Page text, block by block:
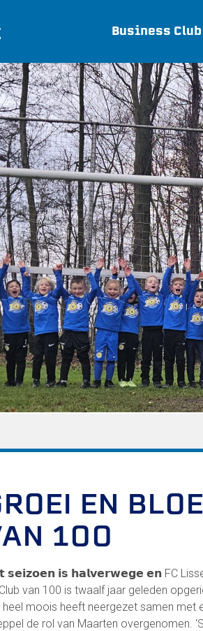
Business Club
EN
100
𝘀𝗲𝗶𝘇𝗼𝗲𝗻 𝗶𝘀 𝗵𝗮𝗹𝘃𝗲𝗿𝘄𝗲𝗴𝗲 𝗲𝗻 FC
van 100 is twaalf jaar geleden
heel moois heeft neergezet samen met
de rol van Maarten overgenomen.